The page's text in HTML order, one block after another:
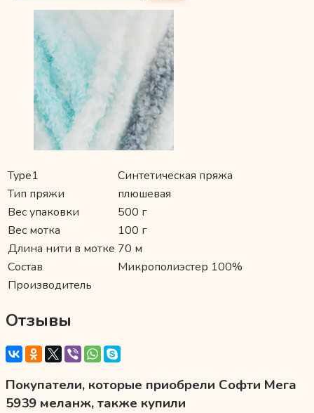
Type1
Синтетическая пряжа
Тип пряжи
плюшевая
Вес упаковки
500 г
Вес мотка
100 г
Длина нити в мотке 70 м
Состав
Микрополиэстер 100%
Производитель
Отзывы
Покупатели, которые приобрели Софти Мега
5939 меланж, также купили